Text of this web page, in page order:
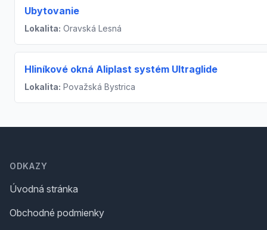
Ubytovanie
Lokalita: Oravská Lesná
Hliníkové okná Aliplast systém Ultraglide
Lokalita: Považská Bystrica
ODKAZY
Úvodná stránka
Obchodné podmienky